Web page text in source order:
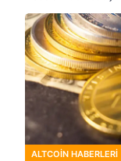
ALTCOIN HABERLERI